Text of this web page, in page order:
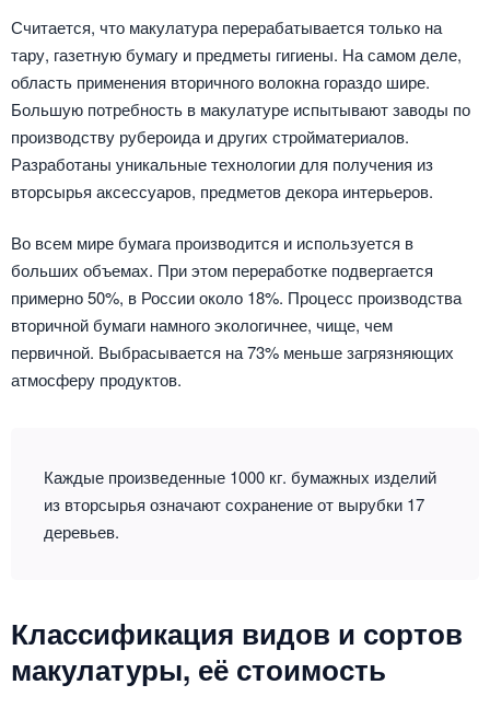
Считается, что макулатура перерабатывается только на
тару, газетную бумагу и предметы гигиены. На самом деле,
область применения вторичного волокна гораздо шире.
Большую потребность в макулатуре испытывают заводы по
производству рубероида и других стройматериалов.
Разработаны уникальные технологии для получения из
вторсырья аксессуаров, предметов декора интерьеров.
Во всем мире бумага производится и используется в
больших объемах. При этом переработке подвергается
примерно 50%, в России около 18%. Процесс производства
вторичной бумаги намного экологичнее, чище, чем
первичной. Выбрасывается на 73% меньше загрязняющих
атмосферу продуктов.
Каждые произведенные 1000 кг. бумажных изделий
из вторсырья означают сохранение от вырубки 17
деревьев.
Классификация видов и сортов
макулатуры, её стоимость